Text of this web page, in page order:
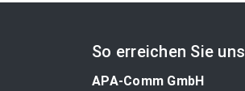
So erreichen Sie uns
APA-Comm GmbH